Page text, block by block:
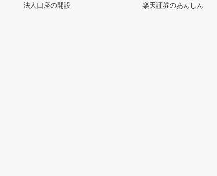
法人口座の開設
楽天証券のあんしん